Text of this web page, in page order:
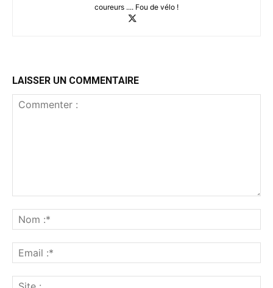
coureurs .... Fou de vélo !
LAISSER UN COMMENTAIRE